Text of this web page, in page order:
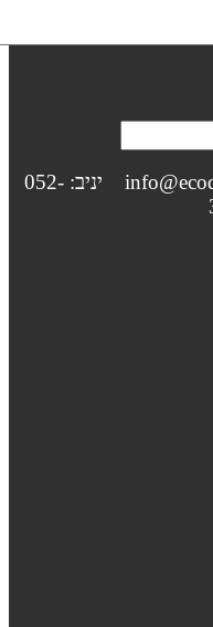
נשמח לשמוע ממך! info@ecodome.co.il יניב: 052-